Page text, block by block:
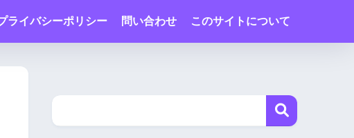
ライバシーポリシー 問い合わせ このサイトについて